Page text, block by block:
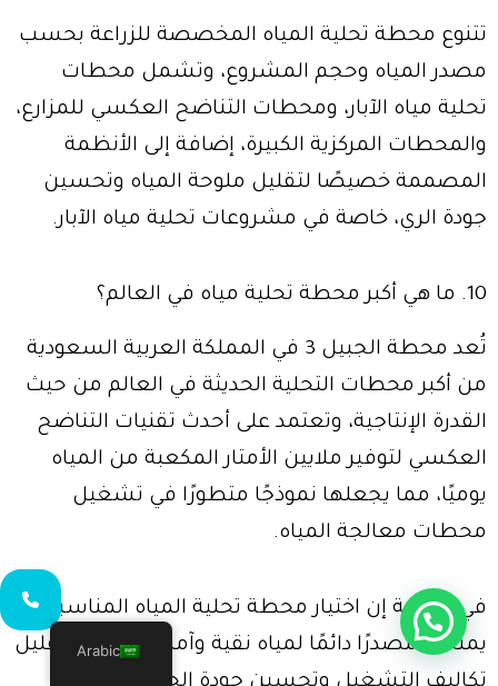
تتنوع محطة تحلية المياه المخصصة للزراعة بحسب
مصدر المياه وحجم المشروع، وتشمل محطات
تحلية مياه الآبار، ومحطات التناضح العكسي للمزارع،
والمحطات المركزية الكبيرة، إضافة إلى الأنظمة
المصممة خصيصًا لتقليل ملوحة المياه وتحسين
جودة الري، خاصة في مشروعات تحلية مياه الآبار.
10. ما هي أكبر محطة تحلية مياه في العالم؟
تُعد محطة الجبيل 3 في المملكة العربية السعودية
من أكبر محطات التحلية الحديثة في العالم من حيث
القدرة الإنتاجية، وتعتمد على أحدث تقنيات التناضح
العكسي لتوفير ملايين الأمتار المكعبة من المياه
يوميًا، مما يجعلها نموذجًا متطورًا في تشغيل
محطات معالجة المياه.
في النهاية إن اختيار محطة تحلية المياه المناسبة
يمنحك مصدرًا دائمًا لمياه نقية وآمنة، ويضمن تقليل
Arabic